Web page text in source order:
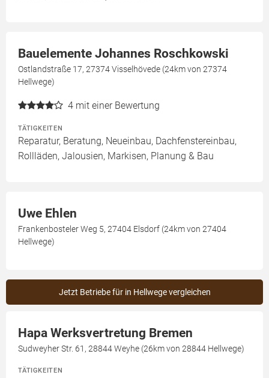
Bauelemente Johannes Roschkowski
Ostlandstraße 17, 27374 Visselhövede (24km von 27374
Hellwege)
4 mit einer Bewertung
TÄTIGKEITEN
Reparatur, Beratung, Neueinbau, Dachfenstereinbau,
Rollläden, Jalousien, Markisen, Planung & Bau
Uwe Ehlen
Frankenbosteler Weg 5, 27404 Elsdorf (24km von 27404
Hellwege)
Jetzt Betriebe für in Hellwege vergleichen
Hapa Werksvertretung Bremen
Sudweyher Str. 61, 28844 Weyhe (26km von 28844 Hellwege)
TÄTIGKEITEN